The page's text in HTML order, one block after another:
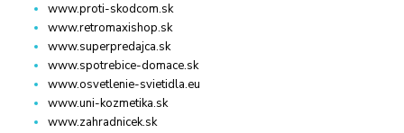
www.proti-skodcom.sk
www.retromaxishop.sk
www.superpredajca.sk
www.spotrebice-domace.sk
www.osvetlenie-svietidla.eu
www.uni-kozmetika.sk
www.zahradnicek.sk